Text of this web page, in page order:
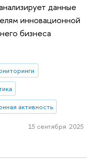
данные
инновационной
бизнеса
активность
15 сентября 2025